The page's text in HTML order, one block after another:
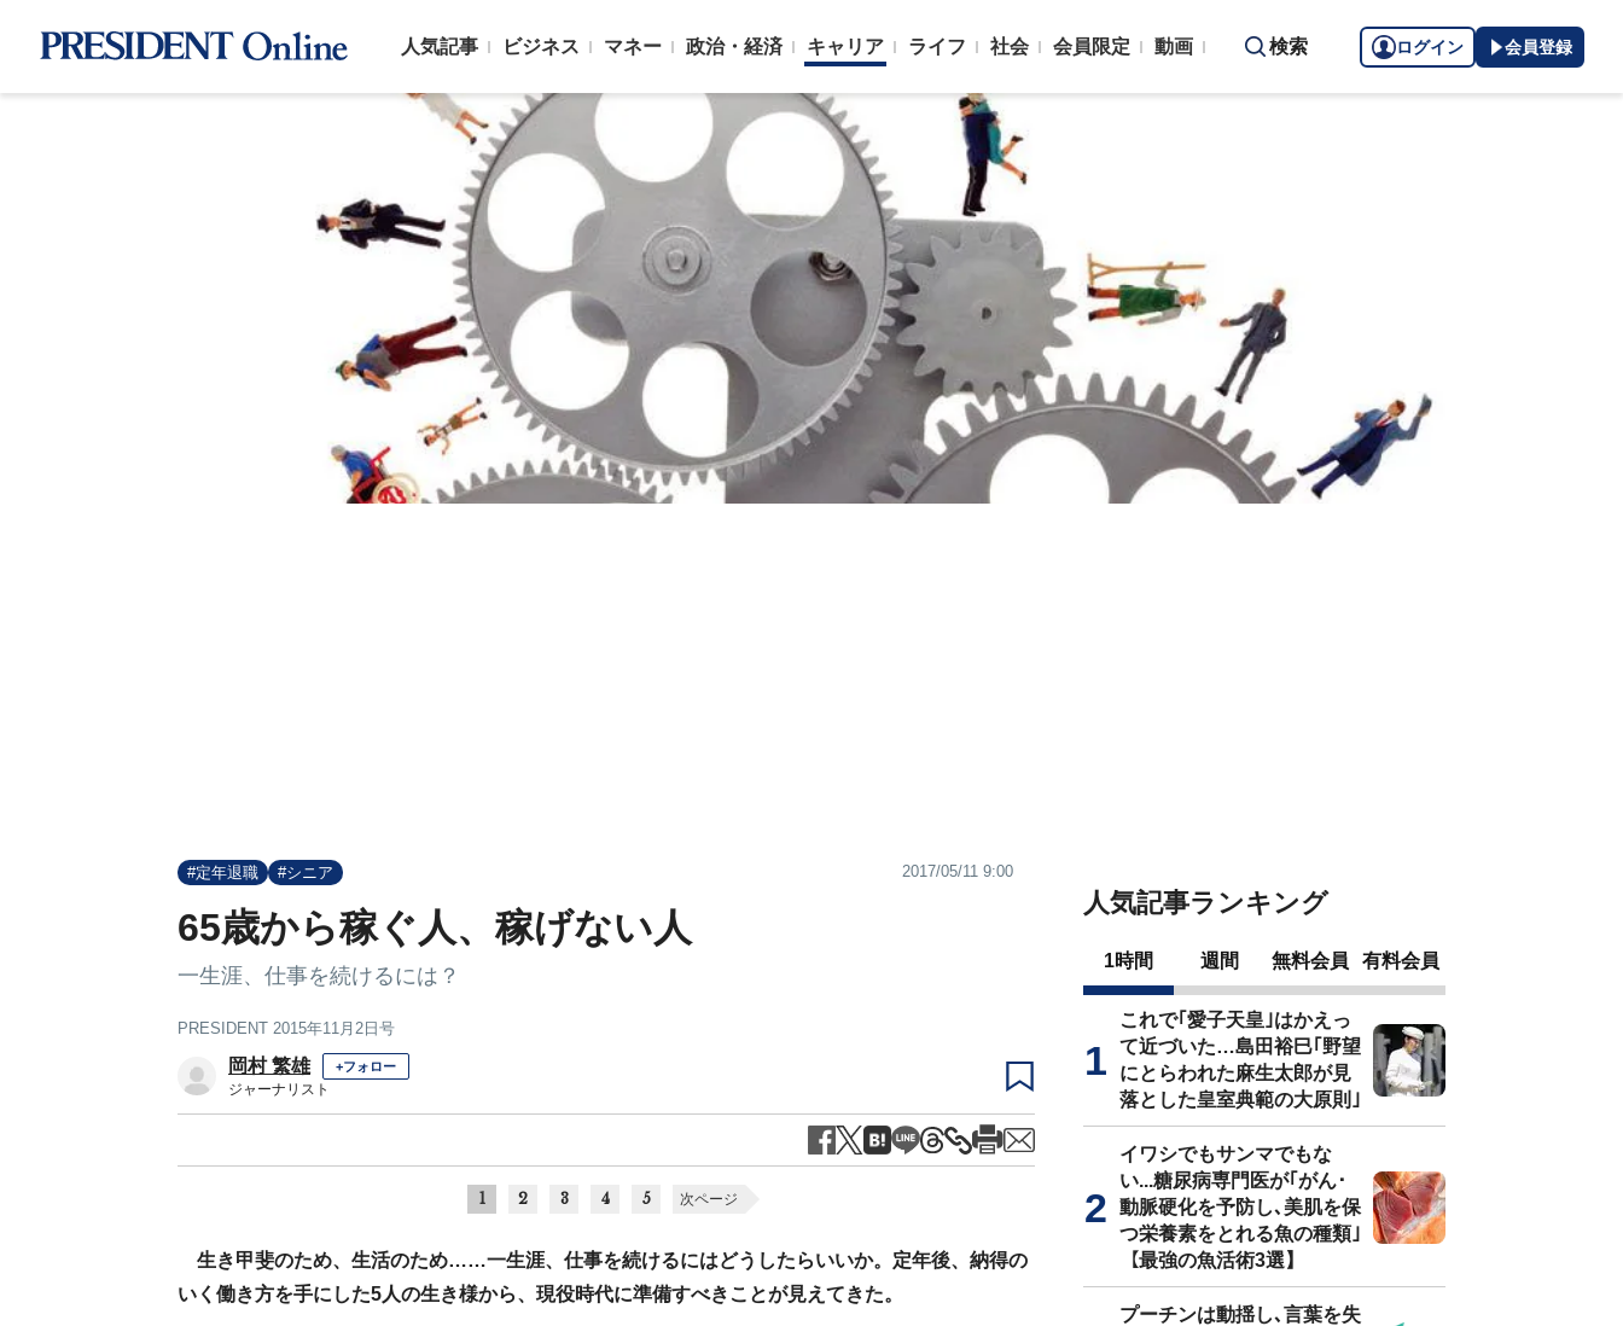
人気記事 ビジネス マネー 政治・経済 キャリア ライフ 社会 会員限定 動画 検索 ログイン 会員登録
#定年退職 #シニア 2017/05/11 9:00
65歳から稼ぐ人、稼げない人
一生涯、仕事を続けるには？
PRESIDENT 2015年11月2日号
岡村 繁雄 +フォロー
ジャーナリスト
1 2 3 4 5 次ページ
生き甲斐のため、生活のため……一生涯、仕事を続けるにはどうしたらいいか。定年後、納得の
いく働き方を手にした5人の生き様から、現役時代に準備すべきことが見えてきた。
人気記事ランキング
1時間 週間 無料会員 有料会員
これで｢愛子天皇｣はかえっ
て近づいた…島田裕巳｢野望
にとらわれた麻生太郎が見
落とした皇室典範の大原則｣
イワシでもサンマでもな
い...糖尿病専門医が｢がん･
動脈硬化を予防し､美肌を保
つ栄養素をとれる魚の種類｣
【最強の魚活術3選】
プーチンは動揺し､言葉を失